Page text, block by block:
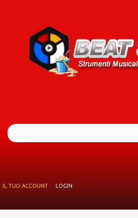
IL TUO ACCOUNT
LOGIN